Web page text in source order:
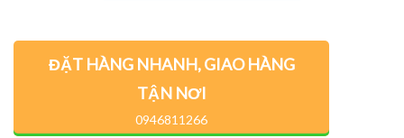
ĐẶT HÀNG NHANH, GIAO HÀNG
TẬN NƠI
0946811266